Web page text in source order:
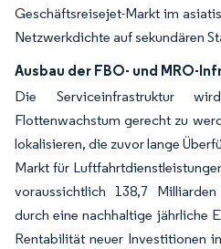
Geschäftsreisejet-Markt im
Netzwerkdichte auf sekundären
Ausbau der FBO- und MRO-
Die Serviceinfrastruktur
Flottenwachstum gerecht zu
lokalisieren, die zuvor lange
Markt für
voraussichtlich 138,7
durch eine nachhaltige jährliche
Rentabilität neuer Investitionen